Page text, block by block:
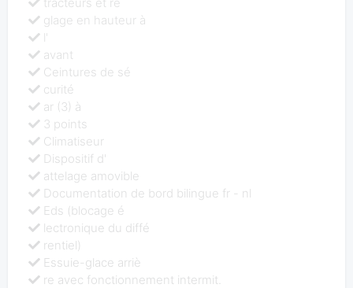
glage en hauteur à
l'
avant
Ceintures de sé
curité
ar (3) à
3 points
Climatiseur
Dispositif d'
attelage amovible
Documentation de bord bilingue fr - nl
Eds (blocage é
lectronique du diffé
rentiel)
Essuie-glace arriè
re avec fonctionnement intermit.